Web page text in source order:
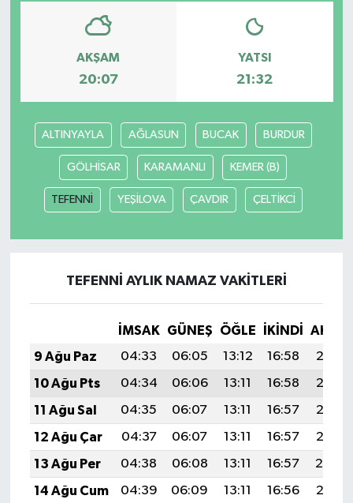
AKŞAM
20:07
YATSI
21:32
ALTINYAYLA AĞLASUN BUCAK BURDUR
GÖLHİSAR KARAMANLI KEMER (B)
TEFENNİ YEŞİLOVA ÇAVDIR ÇELTİKCİ
TEFENNİ AYLIK NAMAZ VAKITLERI
İMSAK GÜNEŞ ÖĞLE İKINDI
9 Ağu Paz
04:33 06:05 13:12 16:58
20:08
10 Ağu Pts
04:34 06:06 13:11 16:58
20:07
11 Ağu Sal
04:35 06:07 13:11 16:57
20:06
12 Ağu Çar
04:37 06:07 13:11 16:57
20:05
13 Ağu Per
04:38 06:08 13:11 16:57
20:04
14 Ağu Cum
04:39 06:09 13:11 16:56
20:02